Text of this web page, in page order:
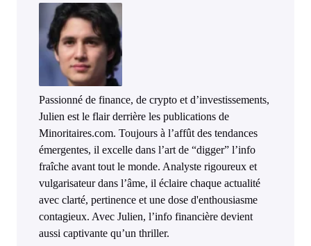
Passionné de finance, de crypto et d’investissements,
Julien est le flair derrière les publications de
Minoritaires.com. Toujours à l’affût des tendances
émergentes, il excelle dans l’art de “digger” l’info
fraîche avant tout le monde. Analyste rigoureux et
vulgarisateur dans l’âme, il éclaire chaque actualité
avec clarté, pertinence et une dose d'enthousiasme
contagieux. Avec Julien, l’info financière devient
aussi captivante qu’un thriller.